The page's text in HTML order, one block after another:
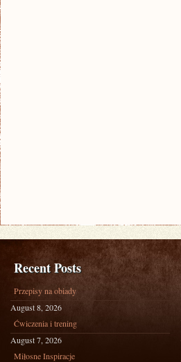
Recent Posts
Przepisy na obiady
August 8, 2026
Ćwiczenia i trening
August 7, 2026
Miłosne Inspiracje